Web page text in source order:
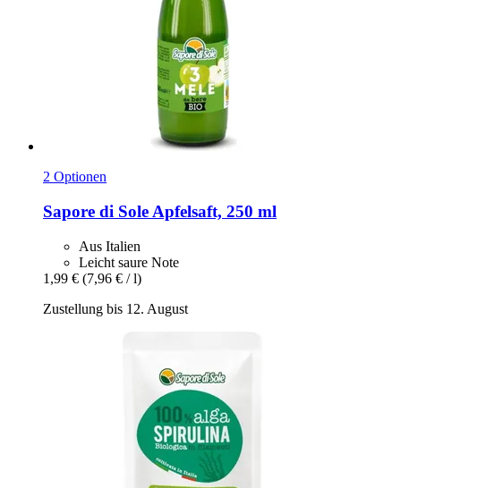
2 Optionen
Sapore di Sole Apfelsaft, 250 ml
Aus Italien
Leicht saure Note
1,99 € (7,96 € / l)
Zustellung bis 12. August